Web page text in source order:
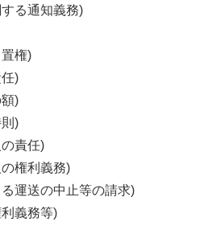
る通知義務)
権)
)
)
)
責任)
権利義務)
運送の中止等の請求)
義務等)